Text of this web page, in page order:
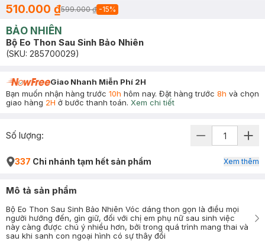
510.000 ₫599.000 ₫ -15%
BẢO NHIÊN
Bộ Eo Thon Sau Sinh Bảo Nhiên
(SKU: 285700029)
Giao Nhanh Miễn Phí 2H
Bạn muốn nhận hàng trước 10h hôm nay. Đặt hàng trước 8h và chọn
giao hàng 2H ở bước thanh toán. Xem chi tiết
Số lượng:
337 Chi nhánh tạm hết sản phẩm Xem thêm
Mô tả sản phẩm
Bộ Eo Thon Sau Sinh Bảo Nhiên Vóc dáng thon gọn là điều mọi
người hướng đến, gìn giữ, đối với chị em phụ nữ sau sinh việc
này càng được chú ý nhiều hơn, bởi trong quá trình mang thai và
sau khi sanh con ngoại hình có sự thây đổi